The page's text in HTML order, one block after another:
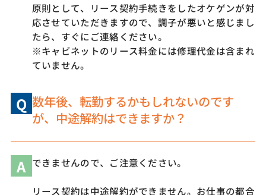
原則として、リース契約手続きをしたオケゲンが対
応させていただきますので、調子が悪いと感じまし
たら、すぐにご連絡ください。
※キャビネットのリース料金には修理代金は含まれ
ていません。
Q 数年後、転勤するかもしれないのです
が、中途解約はできますか？
A できませんので、ご注意ください。
リース契約は中途解約ができません。お仕事の都合